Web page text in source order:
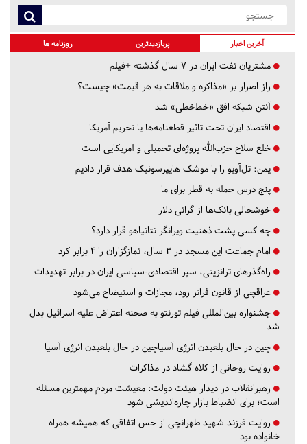
آخرین اخبار پربازدیدترین روزنامه ها
مشتریان نفت ایران در ۷ سال گذشته +فیلم
راز اصرار بر «مذاکره و ملاقات به هر قیمت» چیست؟
آنتن شبکه افق «خط‌خطی» شد
اقتصاد ایران تحت تاثیر قطعنامه‌ها یا تحریم‌ آمریکا
خلع سلاح حزب‌الله پروژه‌ای تحمیلی و آمریکایی است
یمن: تل‌آویو را با موشک هایپرسونیک هدف قرار دادیم
پنج درس‌ حمله به قطر برای ما
خوشحالی بانک‌ها از گرانی دلار
چه کسی پشت ذهنیت ویرانگر نتانیاهو قرار دارد؟
امام جماعت این مسجد در ۳ سال، نمازگزاران را ۴ برابر کرد
راه‌گذرهای ترانزیتی، سپر اقتصادی-سیاسی ایران در برابر تهدیدات
عراقچی از قانون فراتر رود، مجازات و استیضاح می‌شود
جشنواره بین‌المللی فیلم تورنتو به صحنه اعتراض علیه اسرائیل بدل
شد
چین در حال بلعیدن انرژی آسیاچین در حال بلعیدن انرژی آسیا
روایت روحانی از کلاه گشاد در مذاکرات
رهبرانقلاب در دیدار هیئت دولت: معیشت مردم مهمترین مسئله
است؛ برای انضباط بازار چاره‌اندیشی شود
روایت فرزند شهید طهرانچی از حس اتفاقی که همیشه همراه
خانواده بود